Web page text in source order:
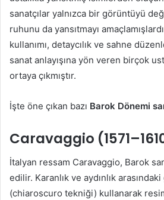
sanatçılar yalnızca bir görüntüyü
ruhunu da yansıtmayı
kullanımı, detaycılık ve sahne
sanat anlayışına yön veren birçok
ortaya çıkmıştır.
İşte öne çıkan bazı Barok Dönemi
Caravaggio
İtalyan ressam Caravaggio, Barok
edilir. Karanlık ve aydınlık
(chiaroscuro tekniği) kullanarak